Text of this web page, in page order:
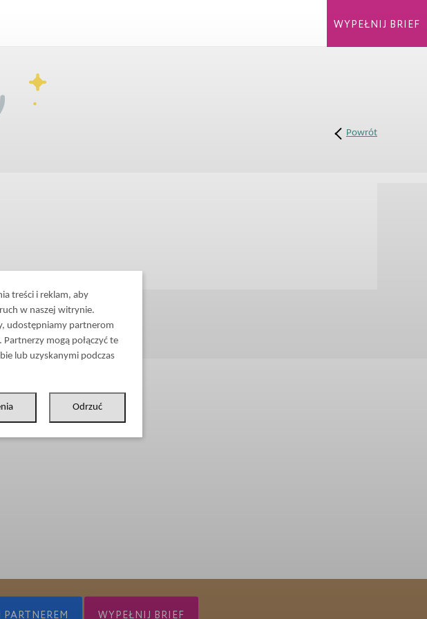
Powrót
WYPEŁNIJ BRIEF
WYPEŁNIJ BRIEF
treści i reklam, aby
w naszej witrynie.
udostępniamy partnerom
mogą połączyć te
lub uzyskanymi podczas
Odrzuć